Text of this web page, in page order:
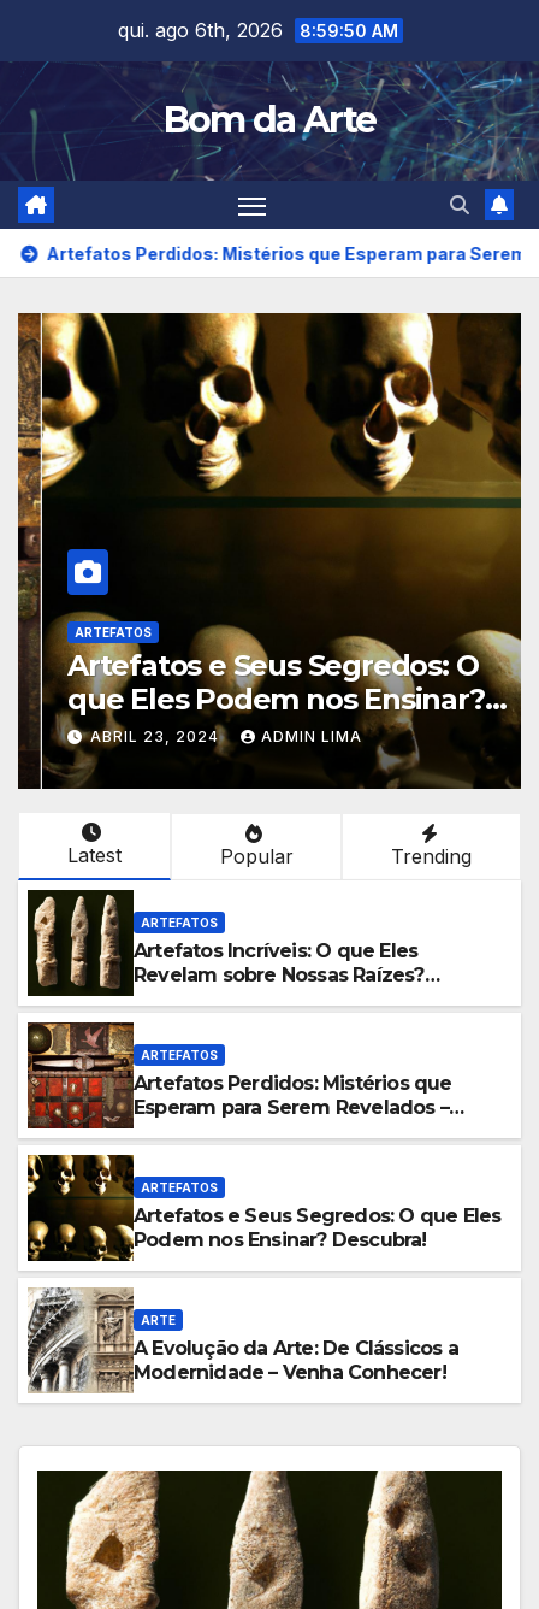
content
qui. ago 6th, 2026 8:59:52 AM
Bom da Arte
Mistérios que Esperam para Serem Revelados –
ARTEFATOS
Artefatos e Seus Segredos: O
que Eles Podem nos Ensinar?
Descubra!
ABRIL 23, 2024 ADMIN LIMA
Latest Popular Trending
ARTEFATOS
Artefatos Incríveis: O que Eles
Revelam sobre Nossas Raízes?
ARTEFATOS
Artefatos Perdidos: Mistérios que
Esperam para Serem Revelados –
ARTEFATOS
Artefatos e Seus Segredos: O que Eles
Podem nos Ensinar? Descubra!
ARTE
A Evolução da Arte: De Clássicos a
Modernidade – Venha Conhecer!